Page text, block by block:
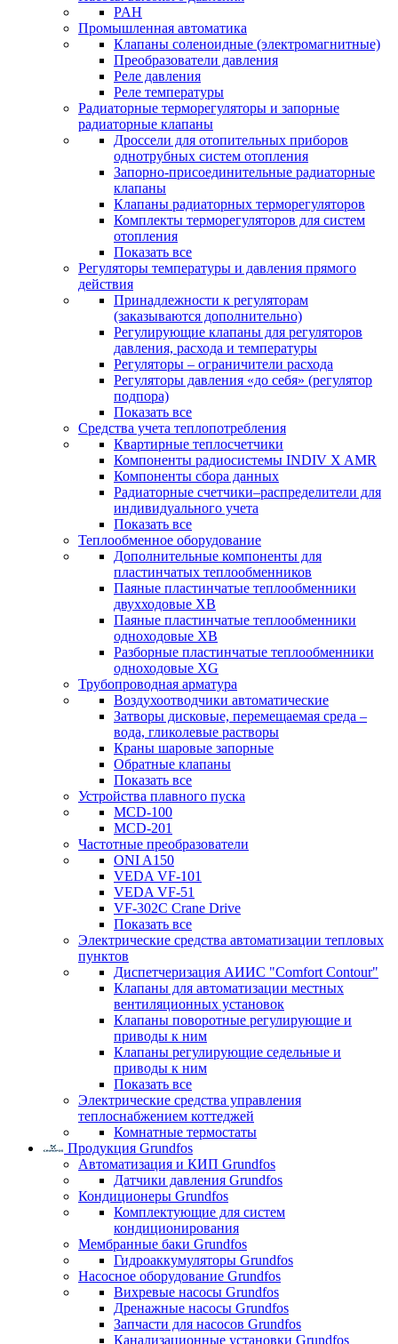
PAH
Промышленная автоматика
Клапаны соленоидные (электромагнитные)
Преобразователи давления
Реле давления
Реле температуры
Радиаторные терморегуляторы и запорные
радиаторные клапаны
Дроссели для отопительных приборов
однотрубных систем отопления
Запорно-присоединительные радиаторные
клапаны
Клапаны радиаторных терморегуляторов
Комплекты терморегуляторов для систем
отопления
Показать все
Регуляторы температуры и давления прямого
действия
Принадлежности к регуляторам
(заказываются дополнительно)
Регулирующие клапаны для регуляторов
давления, расхода и температуры
Регуляторы – ограничители расхода
Регуляторы давления «до себя» (регулятор
подпора)
Показать все
Средства учета теплопотребления
Квартирные теплосчетчики
Компоненты радиосистемы INDIV X AMR
Компоненты сбора данных
Радиаторные счетчики–распределители для
индивидуального учета
Показать все
Теплообменное оборудование
Дополнительные компоненты для
пластинчатых теплообменников
Паяные пластинчатые теплообменники
двухходовые XB
Паяные пластинчатые теплообменники
одноходовые ХВ
Разборные пластинчатые теплообменники
одноходовые ХG
Трубопроводная арматура
Воздухоотводчики автоматические
Затворы дисковые, перемещаемая среда –
вода, гликолевые растворы
Краны шаровые запорные
Обратные клапаны
Показать все
Устройства плавного пуска
MCD-100
MCD-201
Частотные преобразователи
ONI A150
VEDA VF-101
VEDA VF-51
VF-302C Crane Drive
Показать все
Электрические средства автоматизации тепловых
пунктов
Диспетчеризация АИИС "Comfort Contour"
Клапаны для автоматизации местных
вентиляционных установок
Клапаны поворотные регулирующие и
приводы к ним
Клапаны регулирующие седельные и
приводы к ним
Показать все
Электрические средства управления
теплоснабжением коттеджей
Комнатные термостаты
Продукция Grundfos
Автоматизация и КИП Grundfos
Датчики давления Grundfos
Кондиционеры Grundfos
Комплектующие для систем
кондиционирования
Мембранные баки Grundfos
Гидроаккумуляторы Grundfos
Насосное оборудование Grundfos
Вихревые насосы Grundfos
Дренажные насосы Grundfos
Запчасти для насосов Grundfos
Канализационные установки Grundfos